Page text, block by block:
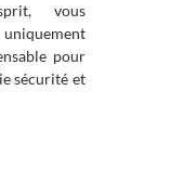
vous
pour
sécurité et